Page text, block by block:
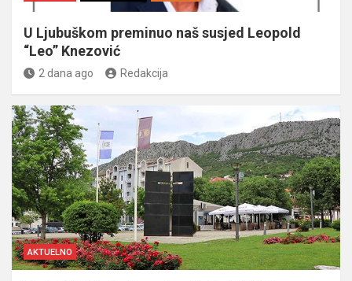
U Ljubuškom preminuo naš susjed Leopold
“Leo” Knezović
2 dana ago Redakcija
AKTUELNO